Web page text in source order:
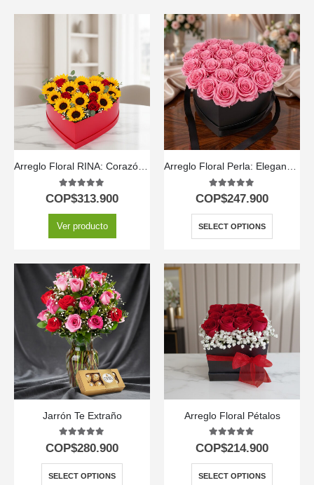
Arreglo Floral RINA: Corazón de Girasoles y Rosas Rojas 🌹
5.00out of 5
COP$313.900
Ver producto
Arreglo Floral Perla: Elegancia en Caja Corazón con Rosas 💝
5.00out of 5
COP$247.900
SELECT OPTIONS
Jarrón Te Extraño
5.00out of 5
COP$280.900
SELECT OPTIONS
Arreglo Floral Pétalos
5.00out of 5
COP$214.900
SELECT OPTIONS